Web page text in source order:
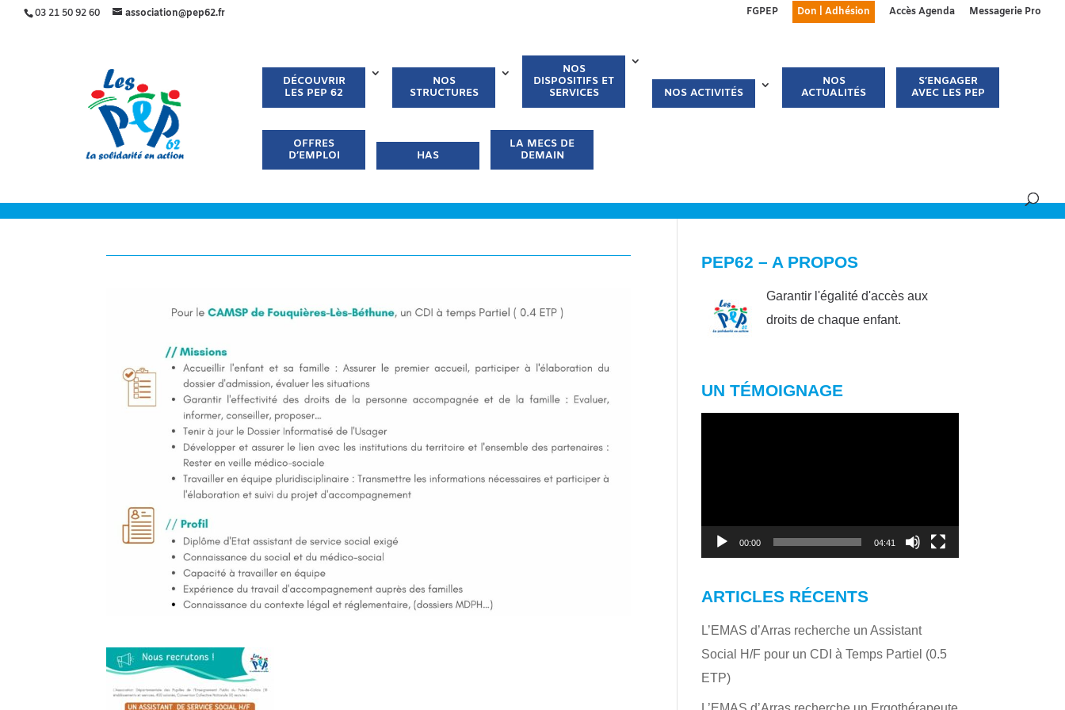
03 21 50 92 60 association@pep62.fr FGPEP Don | Adhésion Accès Agenda Messagerie Pro
DÉCOUVRIR
LES PEP 62
NOS
STRUCTURES
NOS
DISPOSITIFS ET
SERVICES
NOS ACTIVITÉS
NOS
ACTUALITÉS
S’ENGAGER
AVEC LES PEP
OFFRES
D’EMPLOI
HAS
LA MECS DE
DEMAIN
PEP62 – A PROPOS
Garantir l'égalité d'accès aux
droits de chaque enfant.
UN TÉMOIGNAGE
00:00 04:41
ARTICLES RÉCENTS
L’EMAS d’Arras recherche un Assistant
Social H/F pour un CDI à Temps Partiel (0.5
ETP)